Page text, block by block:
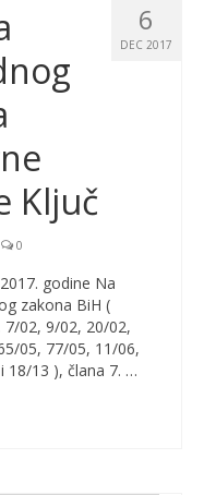
6
DEC 2017
Ključ
0
godine Na
zakona BiH (
7/02, 9/02, 20/02,
05, 77/05, 11/06,
18/13 ), člana 7. …